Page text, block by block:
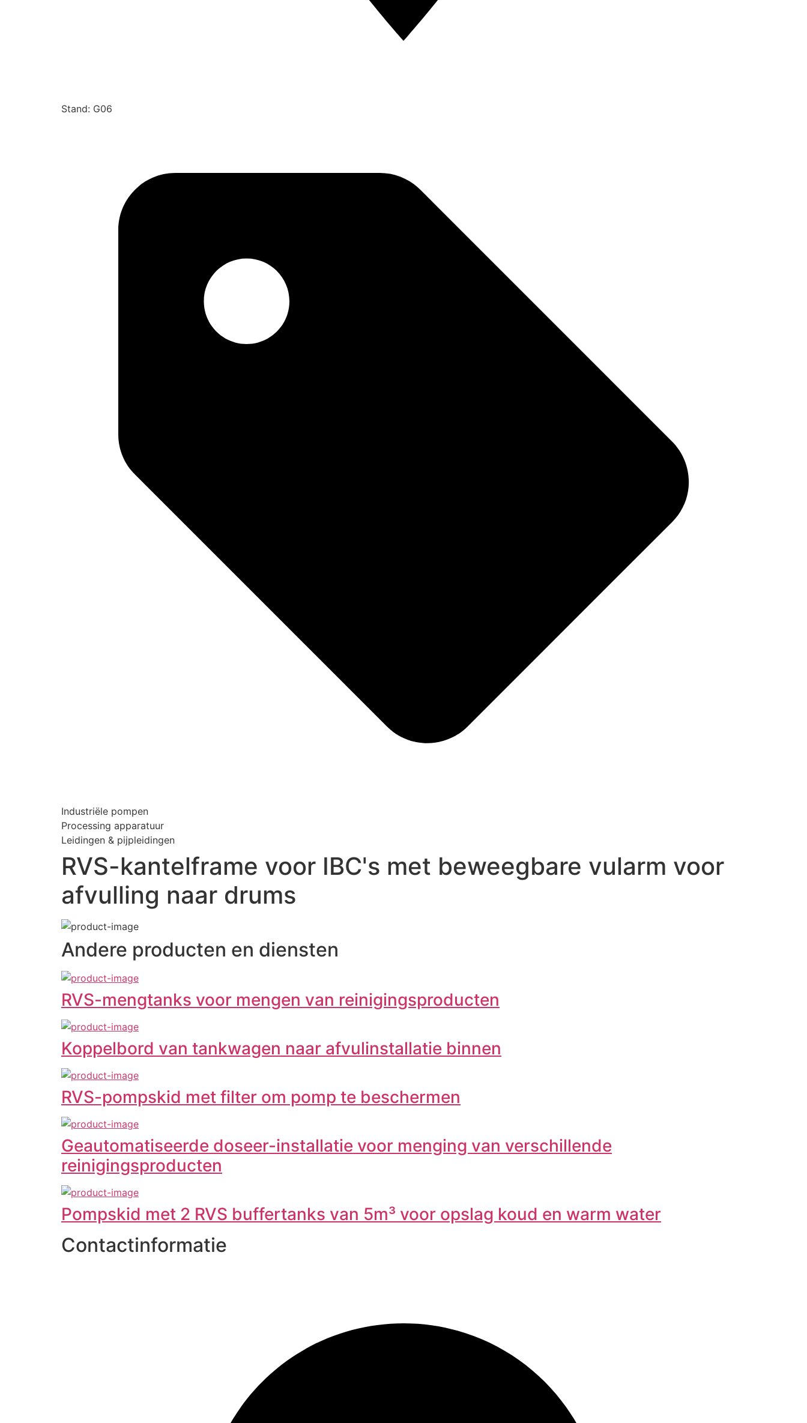
Stand: G06
Industriële pompen
Processing apparatuur
Leidingen & pijpleidingen
RVS-kantelframe voor IBC's met beweegbare vularm voor
afvulling naar drums
Andere producten en diensten
RVS-mengtanks voor mengen van reinigingsproducten
Koppelbord van tankwagen naar afvulinstallatie binnen
RVS-pompskid met filter om pomp te beschermen
Geautomatiseerde doseer-installatie voor menging van verschillende
reinigingsproducten
Pompskid met 2 RVS buffertanks van 5m³ voor opslag koud en warm water
Contactinformatie